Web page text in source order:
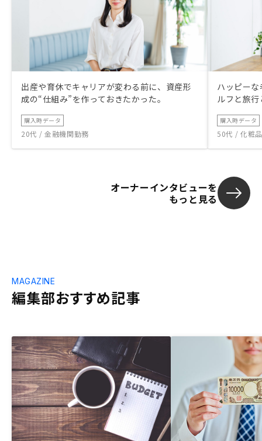
出産や育休でキャリアが変わる前に、資産形
成の“仕組み”を作っておきたかった。
購入時データ
20代 / 金融機関勤務
ハッピー
ルフと旅
購入時データ
50代 / 化粧
オーナーインタビューを
もっと見る
編集部おすすめ記事
MAGAZINE